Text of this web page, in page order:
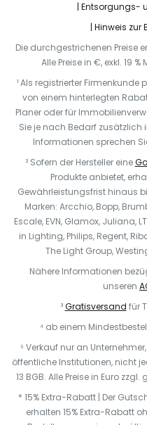
Entsorgungs-
Hinweis zur
Die durchgestrichenen Preise
Alle Preise in €, exkl. 19
¹ Als registrierter
von einem hinterlegten
Planer oder für
Sie je nach Bedarf zusätzlich
Informationen sprechen
² Sofern der Hersteller eine
Produkte anbietet,
Gewährleistungsfrist hinaus
Marken: Arcchio, Bopp,
Escale, EVN, Glamox, Juliana,
in Lighting, Philips, Regent,
The Light Group,
Nähere Informationen
unseren
³Gratisversand für
⁴ ab einem
⁵ Verkauf nur an
öffentliche Institutionen, nicht
13 BGB. Alle Preise in Euro
* 15% Extra-Rabatt | Der
erhalten 15% Extra-Rabatt